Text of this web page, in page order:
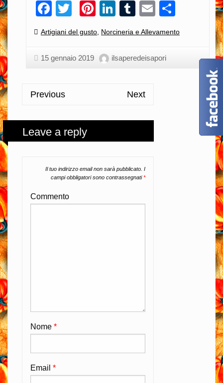
Facebook
TwitterPinterest
LinkedIn
Tumblr
Email
Categories:
Artigiani del gusto Norcineria e Allevamento
15 gennaio 2019 ilsaperedeisapori
Previous Next
Leave a reply
Il tuo indirizzo email non sarà pubblicato. I
campi obbligatori sono contrassegnati*
Commento
Nome *
Email *